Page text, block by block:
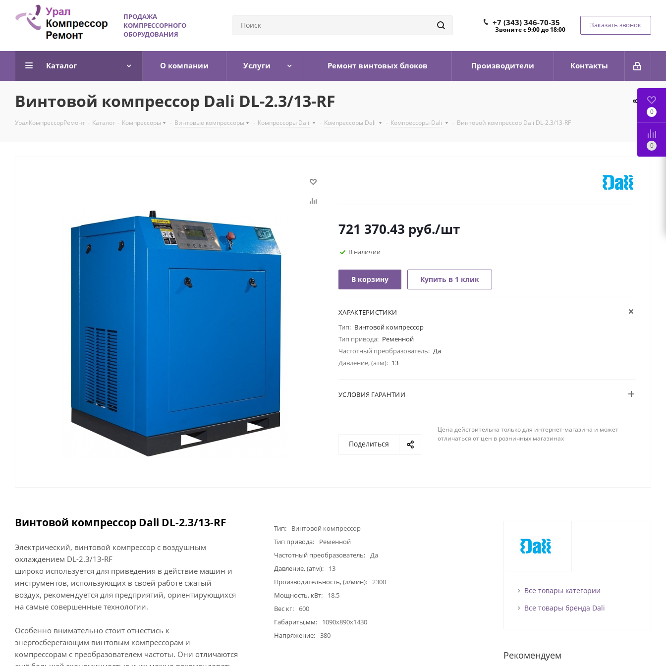
ПРОДАЖА
КОМПРЕССОРНОГО
ОБОРУДОВАНИЯ
+7 (343) 346-70-35
Звоните с 9:00 до 18:00
Заказать звонок
Каталог О компании Услуги Ремонт винтовых блоков Производители Контакты
Винтовой компрессор Dali DL-2.3/13-RF
УралКомпрессорРемонт - Каталог - Компрессоры - Винтовые компрессоры - Компрессоры Dali - Компрессоры Dali - Компрессоры Dali - Винтовой компрессор Dali DL-2.3/13-RF
721 370.43 руб./шт
В наличии
В корзину Купить в 1 клик
ХАРАКТЕРИСТИКИ
Тип: Винтовой компрессор
Тип привода: Ременной
Частотный преобразователь: Да
Давление, (атм): 13
УСЛОВИЯ ГАРАНТИИ
Поделиться
Цена действительна только для интернет-магазина и может
отличаться от цен в розничных магазинах
Винтовой компрессор Dali DL-2.3/13-RF
Электрический, винтовой компрессор с воздушным
охлаждением DL-2.3/13-RF
широко используется для приведения в действие машин и
инструментов, использующих в своей работе сжатый
воздух, рекомендуется для предприятий, ориентирующихся
на самые совершенные технологии.
Особенно внимательно стоит отнестись к
энергосберегающим винтовым компрессорам и
компрессорам с преобразователем частоты. Они отличаются
Тип
Винтовой компрессор
Тип привода
Ременной
Частотный преобразователь
Да
Давление, (атм)
13
Производительность, (л/мин)
2300
Мощность, кВт
18,5
Вес кг
600
Габариты,мм
1090x890x1430
Напряжение
380
Все товары категории
Все товары бренда Dali
Рекомендуем
0
0